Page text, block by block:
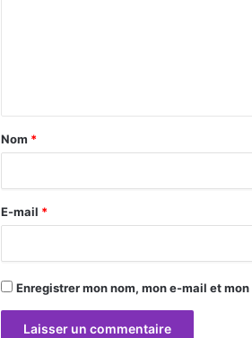
a
r
e
Nom *
E-mail *
Enregistrer mon nom, mon e-mail et